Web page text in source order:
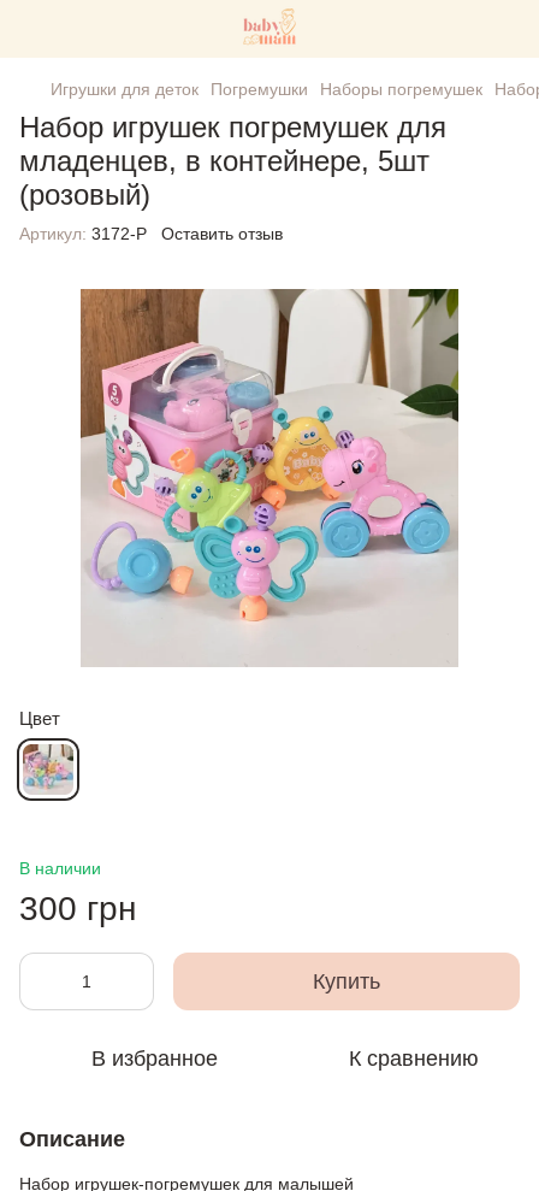
Игрушки для деток Погремушки Наборы погремушек
Набор игрушек погремушек для
младенцев, в контейнере, 5шт
(розовый)
Артикул: 3172-P Оставить отзыв
Цвет
В наличии
300 грн
Купить
В избранное К сравнению
Описание
Набор игрушек-погремушек для малышей